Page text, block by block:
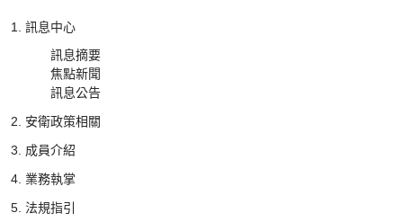
訊息中心
訊息摘要
焦點新聞
訊息公告
安衛政策相關
成員介紹
業務執掌
法規指引